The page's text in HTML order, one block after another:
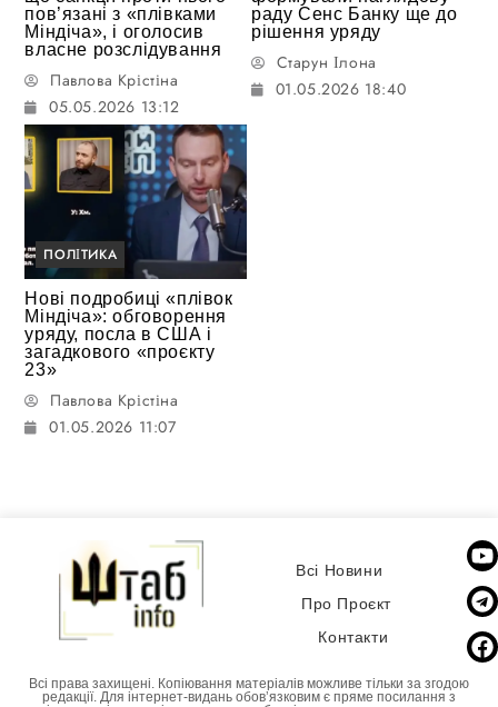
пов’язані з «плівками
Міндіча», і оголосив
власне розслідування
Павлова Крістіна
05.05.2026 13:12
раду Сенс Банку ще до
рішення уряду
Старун Ілона
01.05.2026 18:40
ПОЛІТИКА
Нові подробиці «плівок
Міндіча»: обговорення
уряду, посла в США і
загадкового «проєкту
23»
Павлова Крістіна
01.05.2026 11:07
Всі Новини
Про Проєкт
Контакти
Всі права захищені. Копіювання матеріалів можливе тільки за згодою
редакції. Для інтернет-видань обовʼязковим є пряме посилання з